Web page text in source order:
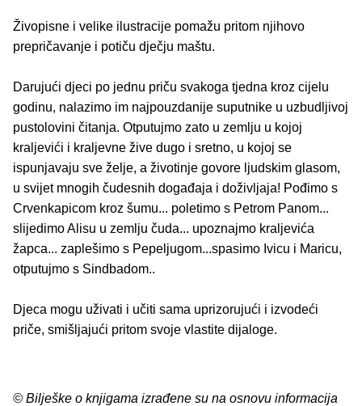
Živopisne i velike ilustracije pomažu pritom njihovo
prepričavanje i potiču dječju maštu.
Darujući djeci po jednu priču svakoga tjedna kroz cijelu
godinu, nalazimo im najpouzdanije suputnike u uzbudljivoj
pustolovini čitanja. Otputujmo zato u zemlju u kojoj
kraljevići i kraljevne žive dugo i sretno, u kojoj se
ispunjavaju sve želje, a životinje govore ljudskim glasom,
u svijet mnogih čudesnih događaja i doživljaja! Pođimo s
Crvenkapicom kroz šumu... poletimo s Petrom Panom...
slijedimo Alisu u zemlju čuda... upoznajmo kraljevića
žapca... zaplešimo s Pepeljugom...spasimo Ivicu i Maricu,
otputujmo s Sindbadom..
Djeca mogu uživati i učiti sama uprizorujući i izvodeći
priče, smišljajući pritom svoje vlastite dijaloge.
© Bilješke o knjigama izrađene su na osnovu informacija